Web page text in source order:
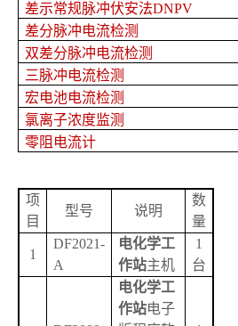
差示常规脉冲伏安法DNPV
差分脉冲电流检测
双差分脉冲电流检测
三脉冲电流检测
宏电池电流检测
氯离子浓度监测
零阻电流计
项
目
型号 说明
数
量
1
DF2021-
A
电化学工
作站主机
1
台
电化学工
作站电子